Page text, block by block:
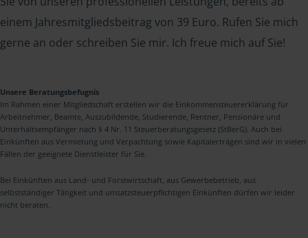
einem Jahresmitgliedsbeitrag von 39 Euro. Rufen Sie mich
gerne an oder schreiben Sie mir. Ich freue mich auf Sie!
Unsere Beratungsbefugnis
Im Rahmen einer Mitgliedschaft erstellen wir die Einkommensteuererklärung für
Arbeitnehmer, Beamte, Auszubildende, Studierende, Rentner, Pensionäre und
Unterhaltsempfänger nach § 4 Nr. 11 Steuerberatungsgesetz (StBerG). Auch bei
Einkünften aus Vermietung und Verpachtung sowie Kapitalerträgen sind wir in vielen
Fällen der geeignete Dienstleister für Sie.
Bei Einkünften aus Land- und Forstwirtschaft, aus Gewerbebetrieb, aus
selbstständiger Tätigkeit und umsatzsteuerpflichtigen Einkünften dürfen wir leider
nicht beraten.